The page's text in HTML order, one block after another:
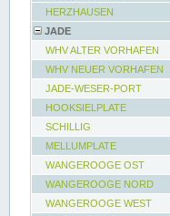
HERZHAUSEN
JADE
WHV ALTER VORHAFEN
WHV NEUER VORHAFEN
JADE-WESER-PORT
HOOKSIELPLATE
SCHILLIG
MELLUMPLATE
WANGEROOGE OST
WANGEROOGE NORD
WANGEROOGE WEST